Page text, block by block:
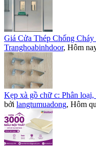
Giá Cửa Thép Chống
Tranghoabinhdoor, Hôm
Kẹp xà gồ chữ c: Phân
bởi langtumuadong, Hôm